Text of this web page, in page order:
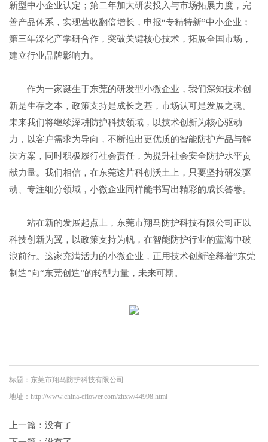
新型中小企业认定；第二年加大研发投入与市场拓展力度，完
善产品体系，实现营收翻倍增长，申报“专精特新”中小企业；
第三年深化产学研合作，突破关键核心技术，拓展全国市场，
建立行业品牌影响力。
作为一家诞生于东莞的研发型小微企业，我们深知技术创
新是生存之本，政策支持是成长之基，市场认可是发展之魂。
未来我们将继续深耕防护科技领域，以技术创新为核心驱动
力，以客户需求为导向，不断推出更优质的智能防护产品与解
决方案，同时积极履行社会责任，为提升社会安全防护水平贡
献力量。我们相信，在东莞这片科创沃土上，只要坚持研发驱
动、专注细分领域，小微企业同样能书写出精彩的成长答卷。
站在新的发展起点上，东莞市翔马防护科技有限公司正以
科技创新为翼，以政策支持为帆，在智能防护行业的蓝海中破
浪前行。这家充满活力的小微企业，正用技术创新诠释着“东莞
制造”向“东莞创造”的转型力量，未来可期。
标题：东莞市翔马防护科技有限公司
地址：http://www.china-eflower.com/zhxw/44998.html
上一篇：没有了